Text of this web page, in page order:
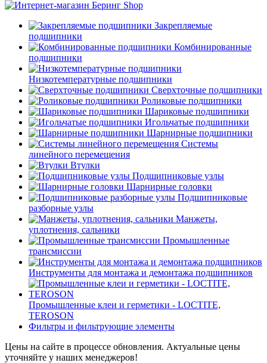
Закрепляемые
подшипники
Комбинированные
подшипники
Низкотемпературные подшипники
Сверхточные подшипники
Роликовые подшипники
Шариковые подшипники
Игольчатые подшипники
Шарнирные подшипники
Системы
линейного перемещения
Втулки
Подшипниковые узлы
Шарнирные головки
Подшипниковые
разборные узлы
Манжеты,
уплотнения, сальники
Промышленные
трансмиссии
Инструменты для монтажа и демонтажа подшипников
Промышленные клеи и герметики - LOCTITE,
TEROSON
Фильтры и фильтрующие элементы
Цены на сайте в процессе обновления. Актуальные цены
уточняйте у наших менеджеров!